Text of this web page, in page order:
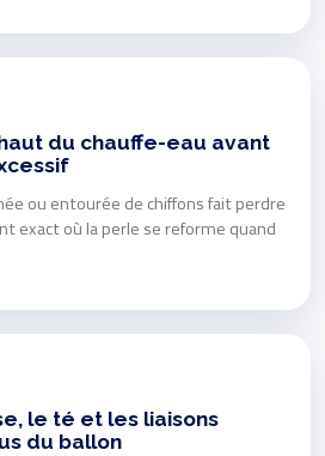
du chauffe-eau avant
ou entourée de chiffons fait perdre
exact où la perle se reforme quand
le té et les liaisons
du ballon